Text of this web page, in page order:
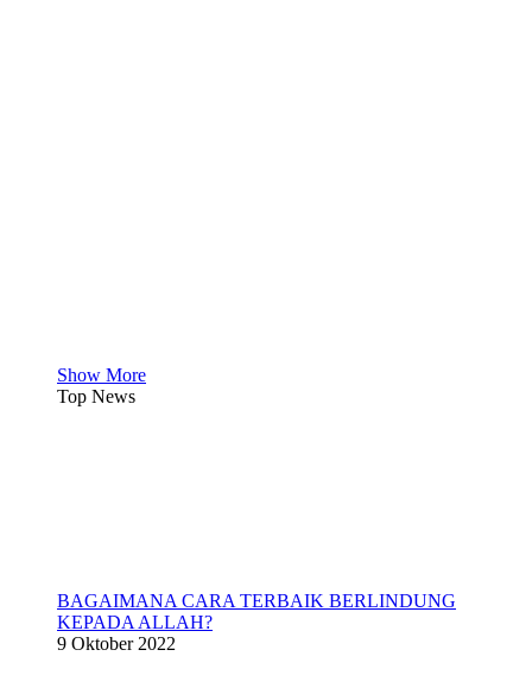
Show More
Top News
BAGAIMANA CARA TERBAIK BERLINDUNG
KEPADA ALLAH?
9 Oktober 2022